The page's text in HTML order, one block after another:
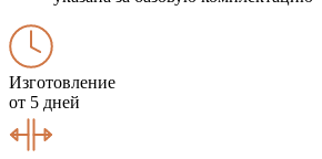
Изготовление
от 5 дней